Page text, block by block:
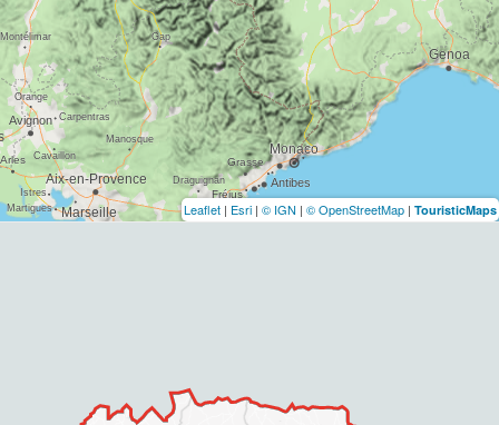
Leaflet | Esri | © IGN | © OpenStreetMap | TouristicMaps